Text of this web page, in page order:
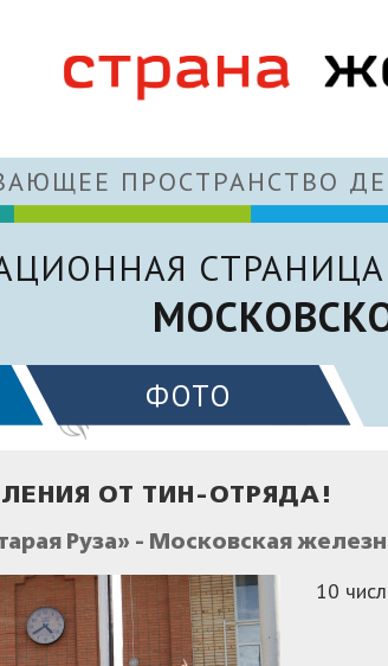
ПРОСТРАНСТВО
ФОТО
ОТ ТИН-ОТРЯДА!
Руза» - Московская
10